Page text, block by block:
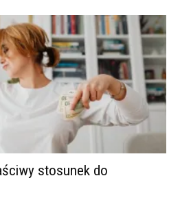
stosunek do